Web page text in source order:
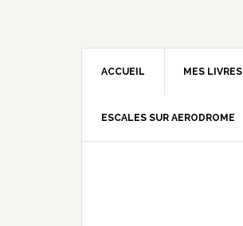
ACCUEIL MES LIVRES
ESCALES SUR AERODROME